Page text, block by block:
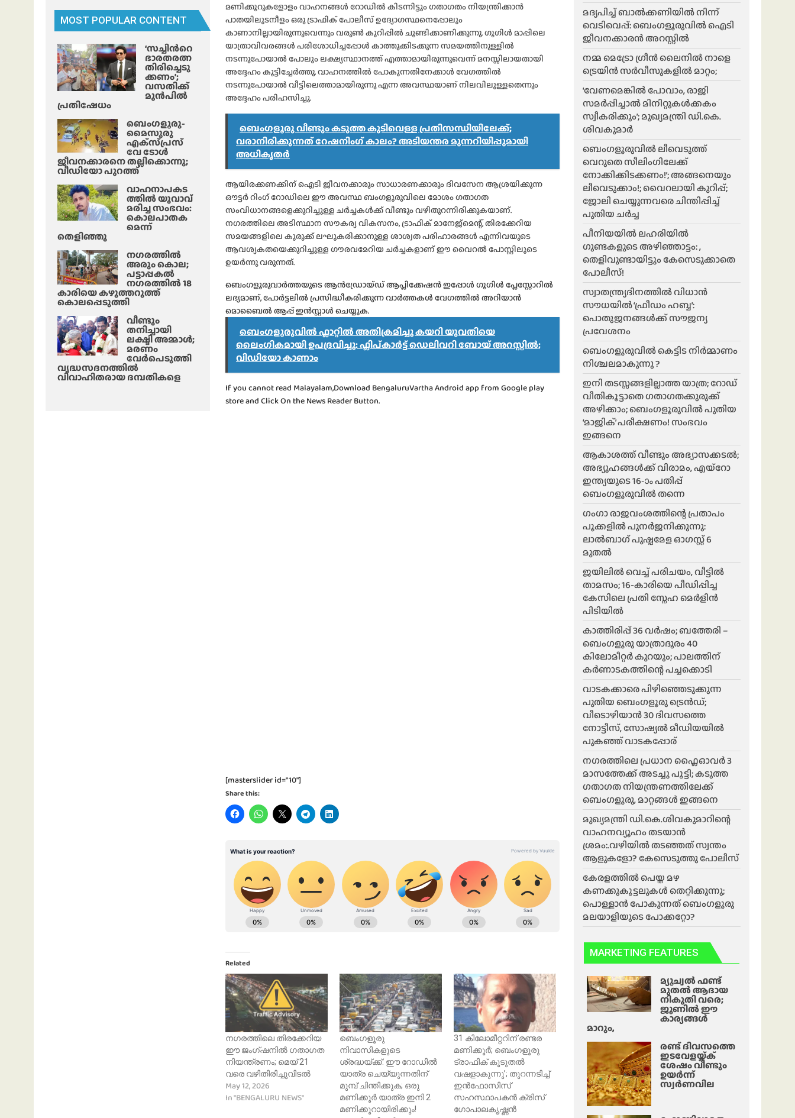
മണിക്കൂറുകളോളം വാഹനങ്ങൾ റോഡിൽ കിടന്നിട്ടും ഗതാഗതം നിയന്ത്രിക്കാൻ
പാതയിലുടനീളം ഒരു ട്രാഫിക് പോലീസ് ഉദ്യോഗസ്ഥനെപ്പോലും
കാണാനില്ലായിരുന്നുവെന്നും വരുൺ കുറിപ്പിൽ ചൂണ്ടിക്കാണിക്കുന്നു. ഗൂഗിൾ മാപ്പിലെ
യാത്രാവിവരങ്ങൾ പരിശോധിച്ചപ്പോൾ കാത്തുക്കിടക്കുന്ന സമയത്തിനുള്ളിൽ
നടന്നുപോയാൽ പോലും ലക്ഷ്യസ്ഥാനത്ത് എത്താമായിരുന്നുവെന്ന് മനസ്സിലായതായി
അദ്ദേഹം കൂട്ടിച്ചേർത്തു. വാഹനത്തിൽ പോകുന്നതിനേക്കാൾ വേഗത്തിൽ
നടന്നുപോയാൽ വീട്ടിലെത്താമായിരുന്നു എന്ന അവസ്ഥയാണ് നിലവിലുള്ളതെന്നും
അദ്ദേഹം പരിഹസിച്ചു.
ബെംഗളൂരു വീണ്ടും കടുത്ത കുടിവെള്ള പ്രതിസന്ധിയിലേക്ക്;
വരാനിരിക്കുന്നത് റേഷനിംഗ് കാലം? അടിയന്തര മുന്നറിയിപ്പുമായി
അധികൃതർ
ആയിരക്കണക്കിന് ഐടി ജീവനക്കാരും സാധാരണക്കാരും ദിവസേന ആശ്രയിക്കുന്ന
ഔട്ടർ റിംഗ് റോഡിലെ ഈ അവസ്ഥ ബംഗളൂരുവിലെ മോശം ഗതാഗത
സംവിധാനങ്ങളെക്കുറിച്ചുള്ള ചർച്ചകൾക്ക് വീണ്ടും വഴിതുറന്നിരിക്കുകയാണ്.
നഗരത്തിലെ അടിസ്ഥാന സൗകര്യ വികസനം, ട്രാഫിക് മാനേജ്‌മെന്റ്, തിരക്കേറിയ
സമയങ്ങളിലെ കുരുക്ക് ലഘൂകരിക്കാനുള്ള ശാശ്വത പരിഹാരങ്ങൾ എന്നിവയുടെ
ആവശ്യകതയെക്കുറിച്ചുള്ള ഗൗരവമേറിയ ചർച്ചകളാണ് ഈ വൈറൽ പോസ്റ്റിലൂടെ
ഉയർന്നു വരുന്നത്.
ബെംഗളൂരുവാർത്തയുടെ ആൻഡ്രോയ്ഡ് ആപ്ലിക്കേഷൻ ഇപ്പോൾ ഗൂഗിൾ പ്ലേസ്റ്റോറിൽ
ലഭ്യമാണ്, പോർട്ടലിൽ പ്രസിദ്ധീകരിക്കുന്ന വാർത്തകൾ വേഗത്തിൽ അറിയാൻ
മൊബൈൽ ആപ്പ് ഇൻസ്റ്റാൾ ചെയ്യുക.
ബെംഗളൂരുവിൽ ഫ്ലാറ്റിൽ അതിക്രമിച്ചു കയറി യുവതിയെ
ലൈംഗികമായി ഉപദ്രവിച്ചു: ഫ്ലിപ്കാർട്ട് ഡെലിവറി ബോയ് അറസ്റ്റിൽ;
വിഡിയോ കാണാം
If you cannot read Malayalam,Download BengaluruVartha Android app from Google play
store and Click On the News Reader Button.
[masterslider id="10"]
Share this:
Related
ന​ഗരത്തിലെ തിരക്കേറിയ
ഈ ജംഗ്ഷനിൽ ഗതാഗത
നിയന്ത്രണം; മെയ് 21
വരെ വഴിതിരിച്ചുവിടൽ
May 12, 2026
In "BENGALURU NEWS"
ബെംഗളൂരു
നിവാസികളുടെ
ശ്രദ്ധയ്ക്ക്: ഈ റോഡിൽ
യാത്ര ചെയ്യുന്നതിന്
മുമ്പ് ചിന്തിക്കുക; ഒരു
മണിക്കൂർ യാത്ര ഇനി 2
മണിക്കൂറായിരിക്കും!
31 കിലോമീറ്ററിന് രണ്ടര
മണിക്കൂർ; ബെംഗളൂരു
ട്രാഫിക് കൂടുതൽ
വഷളാകുന്നു’; തുറന്നടിച്ച്
ഇൻഫോസിസ്
സഹസ്ഥാപകൻ ക്രിസ്
ഗോപാലകൃഷ്ണൻ
MOST POPULAR CONTENT
‘സച്ചിന്‍റെ
ഭാരതരത്ന
തിരിച്ചെടു
ക്കണം’;
വസതിക്ക്
മുൻപിൽ
പ്രതിഷേധം
ബെംഗളൂരു-
മൈസൂരു
എക്‌സ്‌പ്രസ്‌
വേ ടോൾ
ജീവനക്കാരനെ തല്ലിക്കൊന്നു;
വീഡിയോ പുറത്ത്
വാഹനാപകട
ത്തിൽ യുവാവ്
മരിച്ച സംഭവം:
കൊലപാതക
മെന്ന്
തെളിഞ്ഞു
നഗരത്തിൽ
അരും കൊല;
പട്ടാപ്പകൽ
നഗരത്തിൽ 18
കാരിയെ കഴുത്തറുത്ത്
കൊലപ്പെടുത്തി
വീണ്ടും
തനിച്ചായി
ലക്ഷ്മി അമ്മാള്‍;
മരണം
വേർപെടുത്തി
വൃദ്ധസദനത്തില്‍
വിവാഹിതരായ ദമ്പതികളെ
മദ്യപിച്ച് ബാൽക്കണിയിൽ നിന്ന്
വെടിവെപ്പ്: ബെംഗളൂരുവിൽ ഐടി
ജീവനക്കാരൻ അറസ്റ്റിൽ
നമ്മ മെട്രോ ഗ്രീൻ ലൈനിൽ നാളെ
ട്രെയിൻ സർവീസുകളിൽ മാറ്റം;
‘വേണമെങ്കിൽ പോവാം, രാജി
സമർപ്പിച്ചാൽ മിനിറ്റുകൾക്കകം
സ്വീകരിക്കും’; മുഖ്യമന്ത്രി ഡി.കെ.
ശിവകുമാർ
ബെം​ഗളൂരുവിൽ ലീവെടുത്ത്
വെറുതെ സീലിംഗിലേക്ക്
നോക്കിക്കിടക്കണം!’; അങ്ങനെയും
ലീവെടുക്കാം!; വൈറലായി കുറിപ്പ്;
ജോലി ചെയ്യുന്നവരെ ചിന്തിപ്പിച്ച്
പുതിയ ചർച്ച
പീനിയയിൽ ലഹരിയിൽ
ഗുണ്ടകളുടെ അഴിഞ്ഞാട്ടം: ,
തെളിവുണ്ടായിട്ടും കേസെടുക്കാതെ
പോലീസ്!
സ്വാതന്ത്ര്യദിനത്തിൽ വിധാൻ
സൗധയിൽ ‘ഫ്രീഡം ഹബ്ബ’:
പൊതുജനങ്ങൾക്ക് സൗജന്യ
പ്രവേശനം
ബെംഗളൂരുവിൽ കെട്ടിട നിർമ്മാണം
നിശ്ചലമാകുന്നു ?
ഇനി തടസ്സങ്ങളില്ലാത്ത യാത്ര; റോഡ്
വീതികൂട്ടാതെ ഗതാഗതക്കുരുക്ക്
അഴിക്കാം; ബെംഗളൂരുവിൽ പുതിയ
‘മാജിക്’ പരീക്ഷണം! സംഭവം
ഇങ്ങനെ
ആകാശത്ത് വീണ്ടും അഭ്യാസക്കടൽ;
അഭ്യൂഹങ്ങൾക്ക് വിരാമം, എയ്റോ
ഇന്ത്യയുടെ 16-ാം പതിപ്പ്
ബെംഗളൂരുവിൽ തന്നെ
ഗംഗാ രാജവംശത്തിന്റെ പ്രതാപം
പൂക്കളിൽ പുനർജനിക്കുന്നു:
ലാൽബാഗ് പുഷ്പമേള ഓഗസ്റ്റ് 6
മുതൽ
ജയിലിൽ വെച്ച് പരിചയം, വീട്ടിൽ
താമസം; 16-കാരിയെ പീഡിപ്പിച്ച
കേസിലെ പ്രതി സ്നേഹ മെർളിൻ
പിടിയിൽ
കാത്തിരിപ്പ് 36 വർഷം; ബത്തേരി –
ബെംഗളൂരു യാത്രാദൂരം 40
കിലോമീറ്റർ കുറയും; പാലത്തിന്
കർണാടകത്തിന്റെ പച്ചക്കൊടി
വാടകക്കാരെ പിഴിഞ്ഞെടുക്കുന്ന
പുതിയ ബെംഗളൂരു ട്രെൻഡ്;
വീടൊഴിയാൻ 30 ദിവസത്തെ
നോട്ടീസ്, സോഷ്യൽ മീഡിയയിൽ
പുകഞ്ഞ് വാടകപ്പോര്
ന​ഗരത്തിലെ പ്രധാന ഫ്ലൈഓവർ 3
മാസത്തേക്ക് അടച്ചു പൂട്ടി; കടുത്ത
ഗതാഗത നിയന്ത്രണത്തിലേക്ക്
ബെംഗളൂരു, മാറ്റങ്ങൾ ഇങ്ങനെ
മുഖ്യമന്ത്രി ഡി.കെ.ശിവകുമാറിന്റെ
വാഹനവ്യൂഹം തടയാൻ
ശ്രമം:.വഴിയിൽ തടഞ്ഞത് സ്വന്തം
ആളുകളോ? കേസെടുത്തു പോലീസ്
കേരളത്തിൽ പെയ്ത മഴ
കണക്കുകൂട്ടലുകൾ തെറ്റിക്കുന്നു;
പൊള്ളാൻ പോകുന്നത് ബെംഗളൂരു
മലയാളിയുടെ പോക്കറ്റോ?
MARKETING FEATURES
മ്യൂച്വൽ ഫണ്ട്
മുതൽ ആദായ
നികുതി വരെ;
ജൂണിൽ ഈ
കാര്യങ്ങൾ
മാറും,
രണ്ട് ദിവസത്തെ
ഇടവേളയ്ക്ക്
ശേഷം വീണ്ടും
ഉയർന്ന്
സ്വർണവില